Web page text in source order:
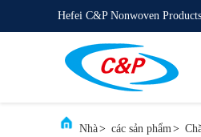
Hefei C&P Nonwoven
Nhà> các sản phẩm>